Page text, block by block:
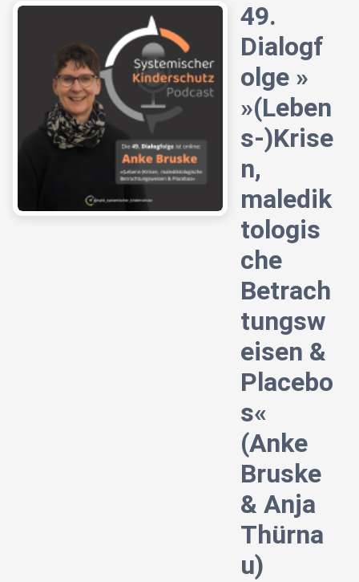
49.
Dialogf
olge »
»(Leben
s-)Krise
n,
maledik
tologis
che
Betrach
tungsw
eisen &
Placebo
s«
(Anke
Bruske
& Anja
Thürna
u)